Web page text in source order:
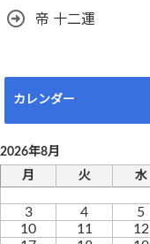
帝 十二運
カレンダー
2026年8月
月
火 水
3
4 5
10
11 12